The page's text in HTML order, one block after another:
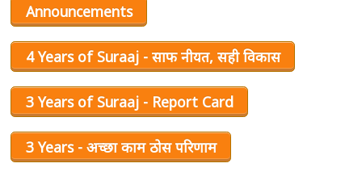
Announcements
4 Years of Suraaj - साफ नीयत, सही विकास
3 Years of Suraaj - Report Card
3 Years - अच्छा काम ठोस परिणाम